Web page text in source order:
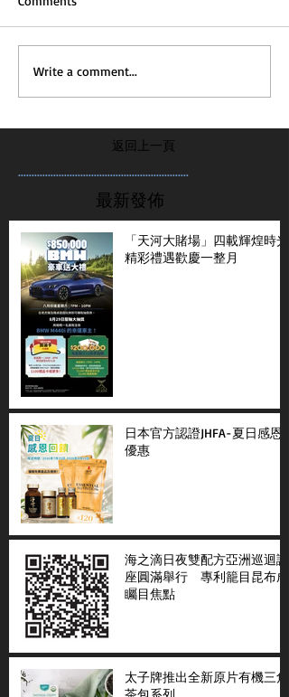
Write a comment...
返回上一頁
...............................................................
最新發佈
「天河大賭場」四載輝煌時光
精彩禮遇歡慶一整月
日本官方認證JHFA-夏日感恩
優惠
海之滴日夜雙配方亞洲巡迴講
座圓滿舉行 專利籠目昆布成
矚目焦點
太子牌推出全新原片有機三角
茶包系列